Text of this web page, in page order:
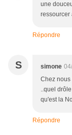
une
ressourcer
Répondre
S simone
Chez nous
..quel
qu'est la
Répondre